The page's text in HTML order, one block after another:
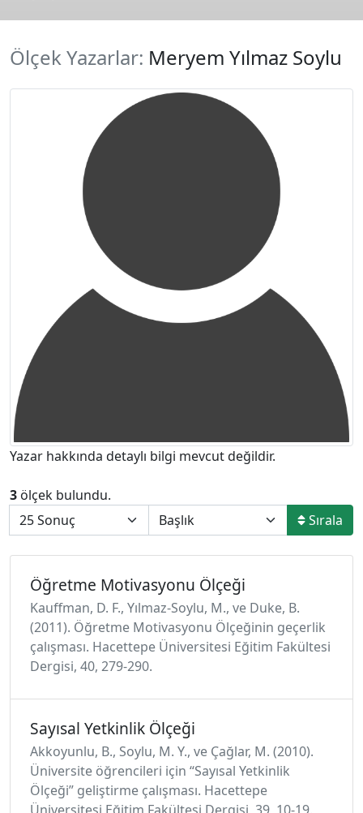
Ölçek Yazarlar: Meryem Yılmaz Soylu
Yazar hakkında detaylı bilgi mevcut değildir.
3 ölçek bulundu.
Sırala
Öğretme Motivasyonu Ölçeği
Kauffman, D. F., Yılmaz-Soylu, M., ve Duke, B.
(2011). Öğretme Motivasyonu Ölçeğinin geçerlik
çalışması. Hacettepe Üniversitesi Eğitim Fakültesi
Dergisi, 40, 279-290.
Sayısal Yetkinlik Ölçeği
Akkoyunlu, B., Soylu, M. Y., ve Çağlar, M. (2010).
Üniversite öğrencileri için “Sayısal Yetkinlik
Ölçeği” geliştirme çalışması. Hacettepe